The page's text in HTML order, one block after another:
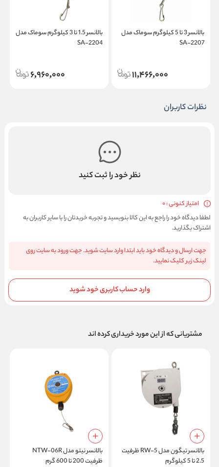
بالانسر 3 تا 5 کیلوگرم سوماک مدل
SA-2207
11,466,000
بالانسر 1.5 تا 3 کیلوگرم سوماک مدل
SA-2204
6,960,000
نظرات کاربران
نظر خود را ثبت کنید
امتیاز کنونی : 0
لطفا دیدگاه خود را راجع به این کالا بنویسید و تجربه خریدتان را با سایر کاربران به
اشتراک بگذارید.
جهت ارسال و دیدگاه خود باید ابتدا وارد سایت شوید. جهت ورود به سایت روی
لینک زیر کلیک نمایید.
وارد حساب کاربری خود شوید
مشتریانی که از این مورد خریداری کرده اند
بالانسر تیگون مدل RW-5 ظرفیت
2.5 تا 5 کیلوگرم
بالانسر نیتو مدل NTW-06R
ظرفیت 200 تا 600 گرم